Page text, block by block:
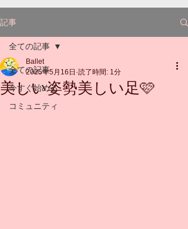
記事
全ての記事
今すぐ始める
コミュニティ
全ての記事
美しい姿勢美しい足🩷
Ballet
2025年5月16日 読了時間: 1分